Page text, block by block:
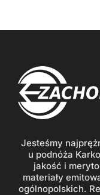
Jesteśmy
u podnóża
jakość i
materiały
ogólnopolskich.